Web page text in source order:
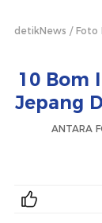
detikNews Foto
10 Bom
Jepang
ANTARA